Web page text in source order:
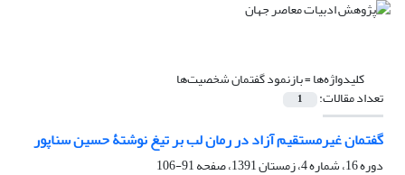
کلیدواژه‌ها =بازنمود گفتمان شخصیت‌ها
تعداد مقالات: 1
گفتمان غیرمستقیم آزاد در رمان لب بر تیغ نوشتۀ حسین سناپور
دوره 16، شماره 4، زمستان 1391، صفحه
91-106